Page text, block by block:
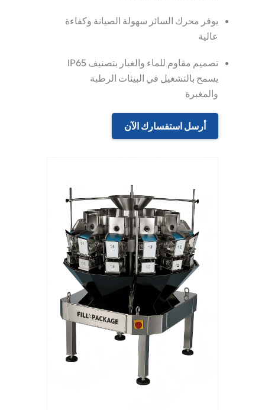
يوفر محرك السائر سهولة الصيانة وكفاءة
عالية
تصميم مقاوم للماء والغبار بتصنيف IP65
يسمح بالتشغيل في البيئات الرطبة
والمغبرة
أرسل استفسارك الآن